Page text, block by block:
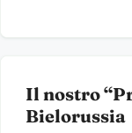
Il nostro
Bielorussia